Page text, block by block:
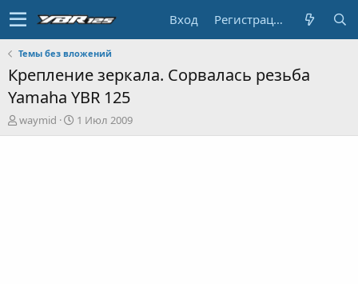
Вход Регистрация
Темы без вложений
Крепление зеркала. Сорвалась резьба
Yamaha YBR 125
А
в
waymid
Д
а
1 Июл 2009